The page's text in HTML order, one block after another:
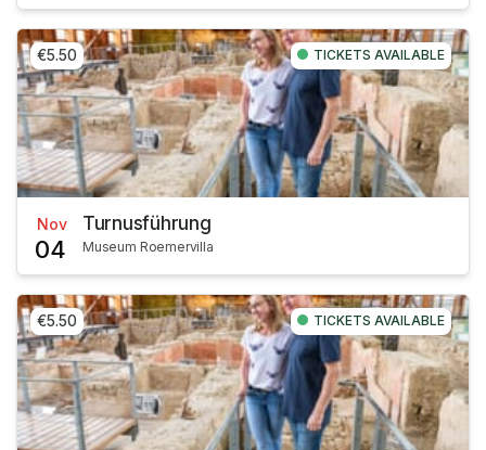
€5.50 TICKETS AVAILABLE
Nov
04
Turnusführung
Museum Roemervilla
€5.50 TICKETS AVAILABLE